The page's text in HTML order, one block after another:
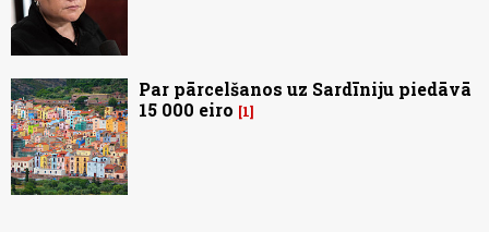
Par pārcelšanos uz Sardīniju piedāvā
15 000 eiro
1